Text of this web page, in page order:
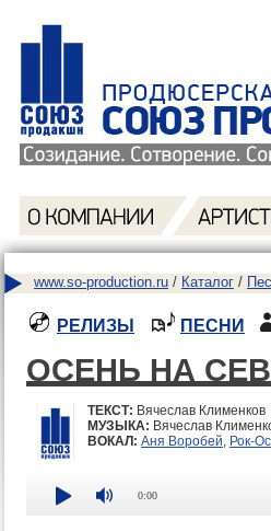
www.so-production.ru / Каталог /
РЕЛИЗЫ ПЕСНИ
ОСЕНЬ НА
ТЕКСТ: Вячеслав Клименков
МУЗЫКА: Вячеслав
ВОКАЛ: Аня Воробей Рок-
0:00